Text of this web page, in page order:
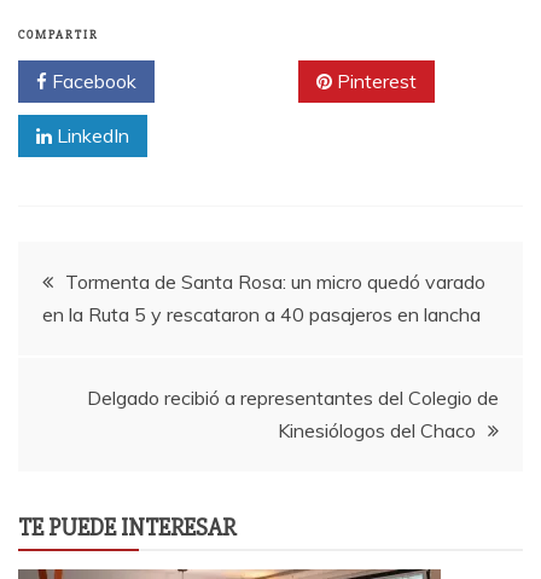
COMPARTIR
Facebook Pinterest
LinkedIn
Navegación
entradas
Tormenta de Santa Rosa: un micro quedó varado
en la Ruta 5 y rescataron a 40 pasajeros en lancha
Delgado recibió a representantes del Colegio de
Kinesiólogos del Chaco
TE PUEDE INTERESAR